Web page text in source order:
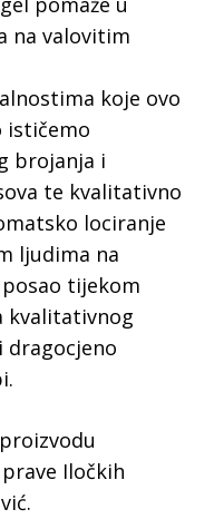
na valovitim
koje ovo
ističemo
brojanja i
te kvalitativno
lociranje
ljudima na
tijekom
kvalitativnog
dragocjeno
Iločkih